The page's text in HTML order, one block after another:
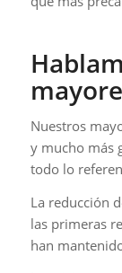
Nuestros
y mucho más
todo lo
La reducción
las primeras
han